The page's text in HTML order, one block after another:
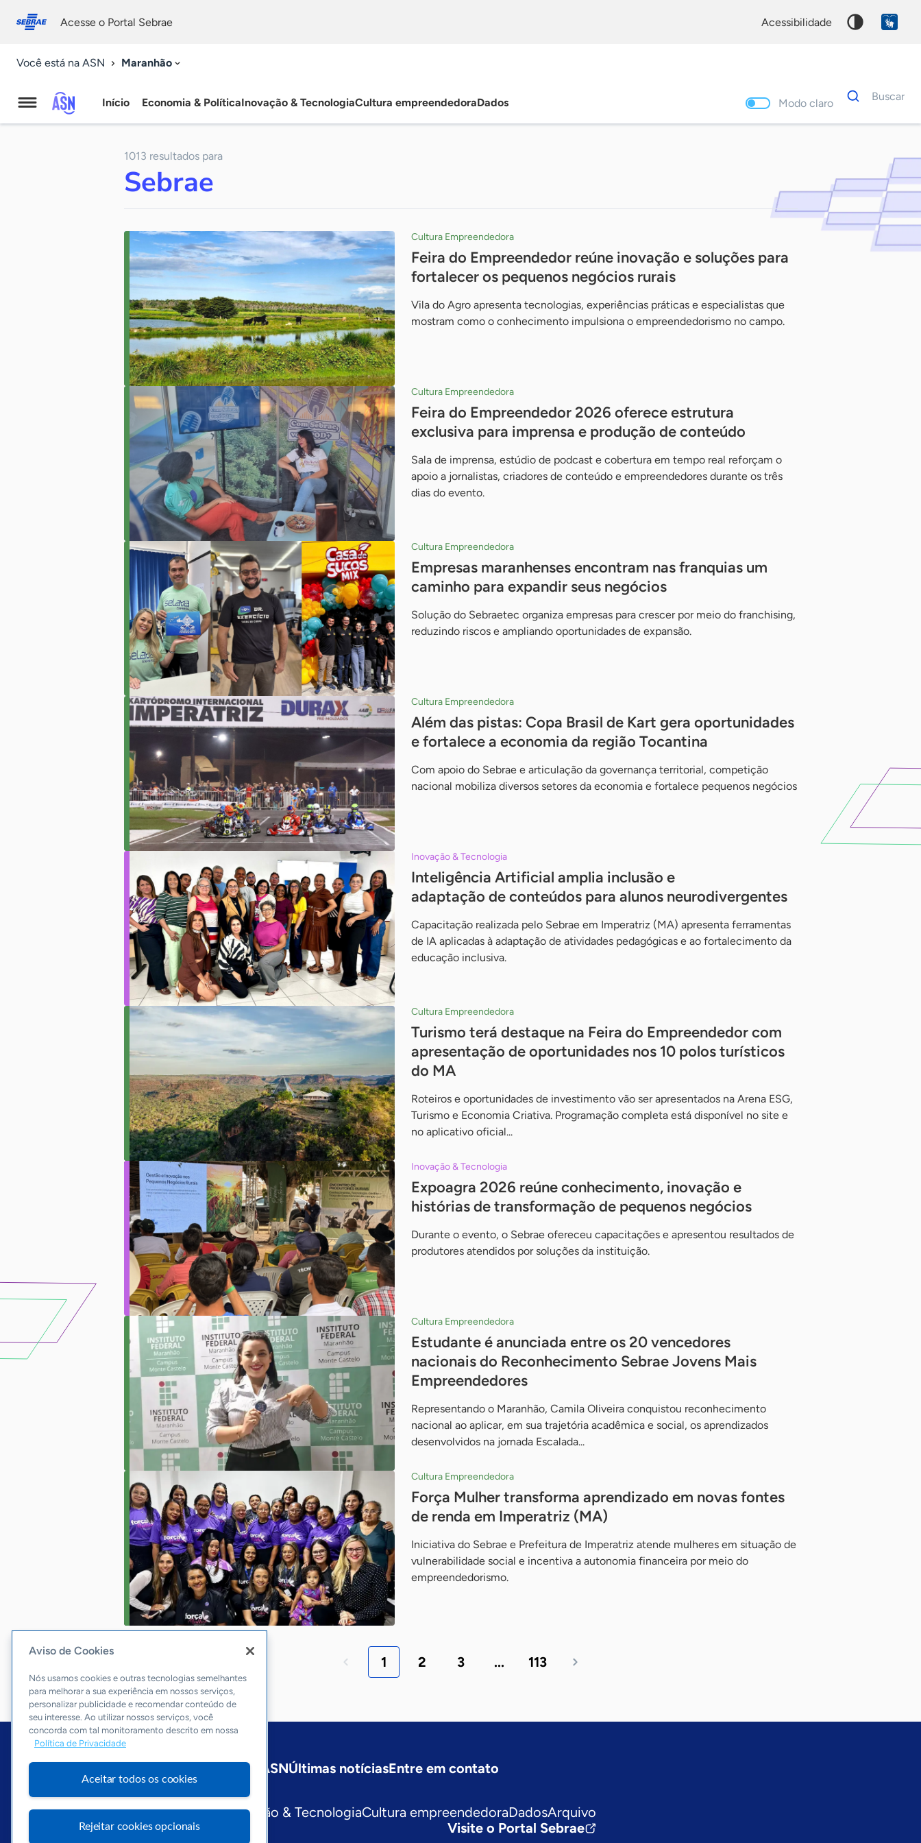
conosco
Acesse o Portal Sebrae acessibilidade
Você está na ASN Maranhão
Agência
Notícias
Início Economia & PolíticaInovação & TecnologiaCultura empreendedoraDados Modo claro
Dados
para
Buscar
1013 resultados para
Sebrae
Cultura Empreendedora
Feira do Empreendedor reúne inovação e soluções para
fortalecer os pequenos negócios rurais
Vila do Agro apresenta tecnologias, experiências práticas e especialistas que
mostram como o conhecimento impulsiona o empreendedorismo no campo.
Cultura Empreendedora
Feira do Empreendedor 2026 oferece estrutura
exclusiva para imprensa e produção de conteúdo
Sala de imprensa, estúdio de podcast e cobertura em tempo real reforçam o
apoio a jornalistas, criadores de conteúdo e empreendedores durante os três
dias do evento.
Cultura Empreendedora
Empresas maranhenses encontram nas franquias um
caminho para expandir seus negócios
Solução do Sebraetec organiza empresas para crescer por meio do franchising,
reduzindo riscos e ampliando oportunidades de expansão.
Cultura Empreendedora
Além das pistas: Copa Brasil de Kart gera oportunidades
e fortalece a economia da região Tocantina
Com apoio do Sebrae e articulação da governança territorial, competição
nacional mobiliza diversos setores da economia e fortalece pequenos negócios
Inovação & Tecnologia
Inteligência Artificial amplia inclusão e
adaptação de conteúdos para alunos neurodivergentes
Capacitação realizada pelo Sebrae em Imperatriz (MA) apresenta ferramentas
de IA aplicadas à adaptação de atividades pedagógicas e ao fortalecimento da
educação inclusiva.
Cultura Empreendedora
Turismo terá destaque na Feira do Empreendedor com
apresentação de oportunidades nos 10 polos turísticos
do MA
Roteiros e oportunidades de investimento vão ser apresentados na Arena ESG,
Turismo e Economia Criativa. Programação completa está disponível no site e
no aplicativo oficial...
Inovação & Tecnologia
Expoagra 2026 reúne conhecimento, inovação e
histórias de transformação de pequenos negócios
Durante o evento, o Sebrae ofereceu capacitações e apresentou resultados de
produtores atendidos por soluções da instituição.
Cultura Empreendedora
Estudante é anunciada entre os 20 vencedores
nacionais do Reconhecimento Sebrae Jovens Mais
Empreendedores
Representando o Maranhão, Camila Oliveira conquistou reconhecimento
nacional ao aplicar, em sua trajetória acadêmica e social, os aprendizados
desenvolvidos na jornada Escalada...
Cultura Empreendedora
Força Mulher transforma aprendizado em novas fontes
de renda em Imperatriz (MA)
Iniciativa do Sebrae e Prefeitura de Imperatriz atende mulheres em situação de
vulnerabilidade social e incentiva a autonomia financeira por meio do
empreendedorismo.
1 2 3 ... 113
Sobre a ASNÚltimas notíciasEntre em contato
Editorias
Economia & PolíticaInovação & TecnologiaCultura empreendedoraDadosArquivo
Visite o Portal Sebrae
Aviso de Cookies
Nós usamos cookies e outras tecnologias semelhantes
para melhorar a sua experiência em nossos serviços,
personalizar publicidade e recomendar conteúdo de
seu interesse. Ao utilizar nossos serviços, você
concorda com tal monitoramento descrito em nossa
Política de Privacidade
Aceitar todos os cookies
Rejeitar cookies opcionais